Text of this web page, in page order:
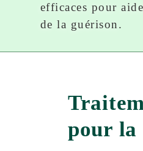
efficaces pour
de la guérison.
pour la